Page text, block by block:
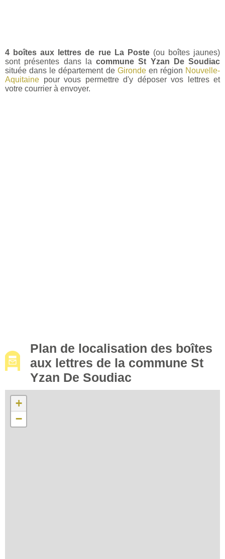
4 boîtes aux lettres de rue La Poste(ou boîtes jaunes)
sont présentes dans la commune St Yzan De Soudiac
située dans le département de Girondeen région Nouvelle-
Aquitaine pour vous permettre d'y déposer vos lettres et
votre courrier à envoyer.
Plan de localisation des boîtes
aux lettres de la commune St
Yzan De Soudiac
+
−